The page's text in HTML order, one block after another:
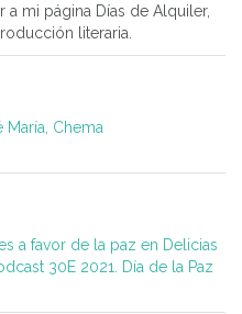
a mi página Días de Alquiler,
literaria.
Chema
a favor de la paz en Delicias
30E 2021. Día de la Paz